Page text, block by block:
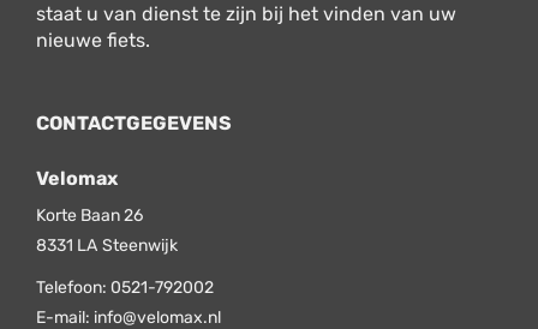
staat u van dienst te zijn bij het vinden van uw
nieuwe fiets.
CONTACTGEGEVENS
Velomax
Korte Baan 26
8331 LA Steenwijk
Telefoon: 0521-792002
E-mail: info@velomax.nl